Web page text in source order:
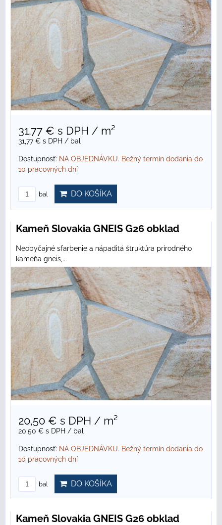
31,77 € s DPH / m²
31,77 € s DPH / bal
Dostupnosť: NA OBJEDNÁVKU. Bežný termín dodania do
10 pracovných dní
bal DO KOŠÍKA
Kameň Slovakia GNEIS G26 obklad
Neobyčajné sfarbenie a nápaditá štruktúra prírodného
kameňa gneis,...
20,50 € s DPH / m²
20,50 € s DPH / bal
Dostupnosť: NA OBJEDNÁVKU. Bežný termín dodania do
10 pracovných dní
bal DO KOŠÍKA
Kameň Slovakia GNEIS G26 obklad